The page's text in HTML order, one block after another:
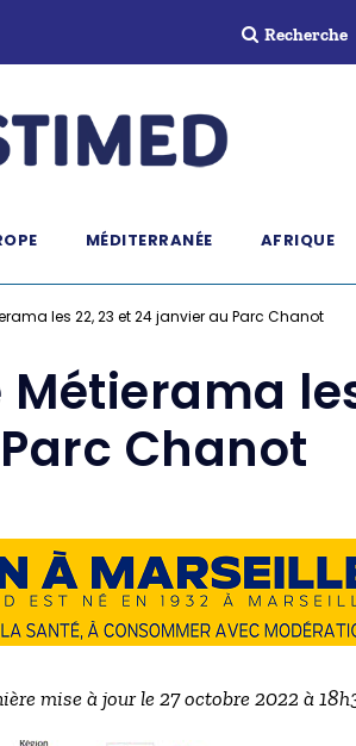
Recherche
MÉDITERRANÉE AFRIQUE
les 22, 23 et 24 janvier au Parc Chanot
Chanot
mise à jour le 27 octobre 2022 à